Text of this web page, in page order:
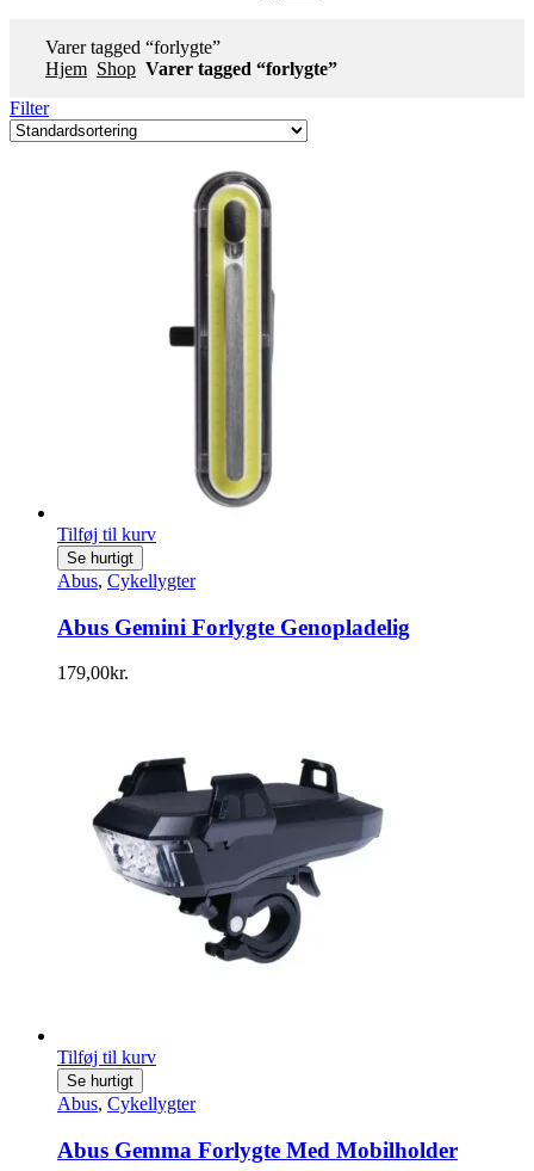
Varer tagged “forlygte”
Hjem Shop Varer tagged “forlygte”
Filter
Tilføj til kurv
Se hurtigt
Abus, Cykellygter
Abus Gemini Forlygte Genopladelig
179,00kr.
Tilføj til kurv
Se hurtigt
Abus, Cykellygter
Abus Gemma Forlygte Med Mobilholder